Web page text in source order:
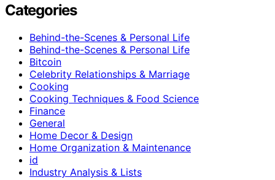
Categories
Behind-the-Scenes & Personal Life
Behind-the-Scenes & Personal Life
Bitcoin
Celebrity Relationships & Marriage
Cooking
Cooking Techniques & Food Science
Finance
General
Home Decor & Design
Home Organization & Maintenance
id
Industry Analysis & Lists